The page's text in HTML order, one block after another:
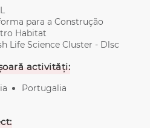
para a Construção
Habitat
Life Science Cluster - Dlsc
activități:
Portugalia